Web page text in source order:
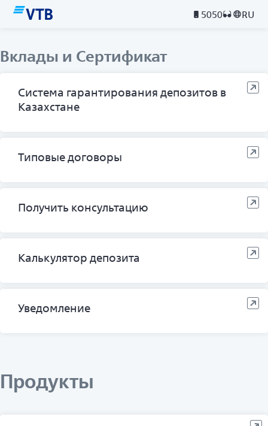
5050 RU
Вклады и Сертификат
Система гарантирования депозитов в
Казахстане
Типовые договоры
Получить консультацию
Калькулятор депозита
Уведомление
Продукты